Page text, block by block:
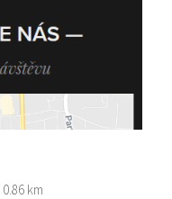
0.86 km